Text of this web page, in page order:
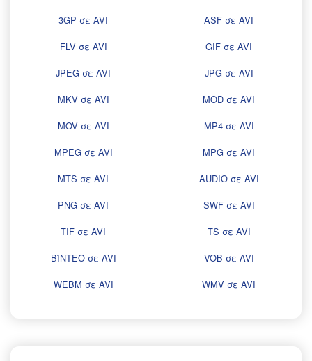
3GP σε AVI
ASF σε AVI
FLV σε AVI
GIF σε AVI
JPEG σε AVI
JPG σε AVI
MKV σε AVI
MOD σε AVI
MOV σε AVI
MP4 σε AVI
MPEG σε AVI
MPG σε AVI
MTS σε AVI
AUDIO σε AVI
PNG σε AVI
SWF σε AVI
TIF σε AVI
TS σε AVI
ΒΊΝΤΕΟ σε AVI
VOB σε AVI
WEBM σε AVI
WMV σε AVI